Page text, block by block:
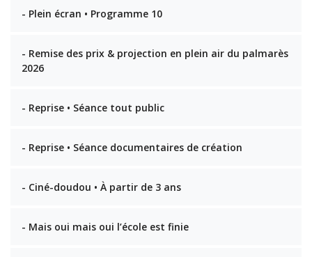
- Plein écran • Programme 10
- Remise des prix & projection en plein air du palmarès
2026
- Reprise • Séance tout public
- Reprise • Séance documentaires de création
- Ciné-doudou • À partir de 3 ans
- Mais oui mais oui l’école est finie